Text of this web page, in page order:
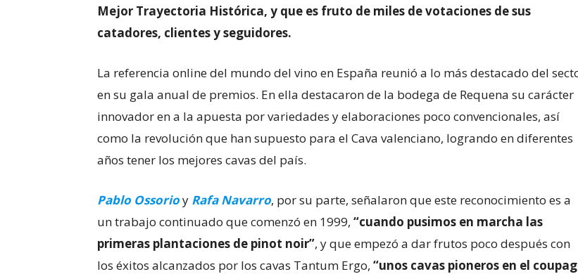
Mejor Trayectoria Histórica, y que es fruto de miles de votaciones de sus
catadores, clientes y seguidores.
La referencia online del mundo del vino en España reunió a lo más destacado del
en su gala anual de premios. En ella destacaron de la bodega de Requena su carácter
innovador en a la apuesta por variedades y elaboraciones poco convencionales, así
como la revolución que han supuesto para el Cava valenciano, logrando en diferentes
años tener los mejores cavas del país.
Pablo Ossorioy Rafa Navarro, por su parte, señalaron que este reconocimiento es a
un trabajo continuado que comenzó en 1999, “cuando pusimos en marcha las
primeras plantaciones de pinot noir”, y que empezó a dar frutos poco después con
los éxitos alcanzados por los cavas Tantum Ergo, “unos cavas pioneros en el